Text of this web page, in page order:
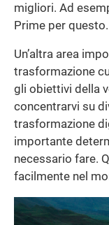
migliori. Ad
Prime per questo.
Un’altra area
trasformazione
gli obiettivi della
concentrarvi su
trasformazione
importante
necessario fare.
facilmente nel